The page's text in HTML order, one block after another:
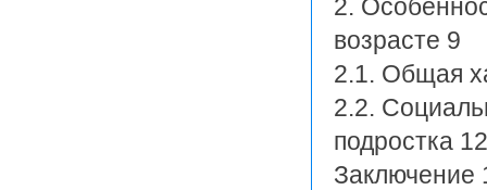
2.
возрасте 9
2.1. Общая
2.2.
подростка 12
Заключение